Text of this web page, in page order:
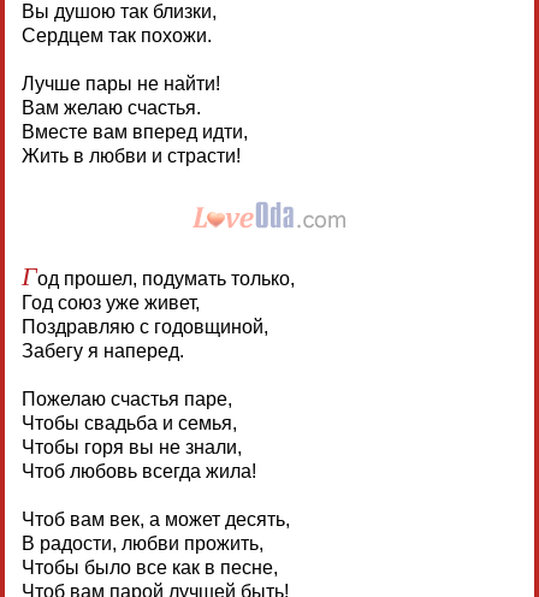
Вы душою так близки,
Сердцем так похожи.
Лучше пары не найти!
Вам желаю счастья.
Вместе вам вперед идти,
Жить в любви и страсти!
Год прошел, подумать только,
Год союз уже живет,
Поздравляю с годовщиной,
Забегу я наперед.
Пожелаю счастья паре,
Чтобы свадьба и семья,
Чтобы горя вы не знали,
Чтоб любовь всегда жила!
Чтоб вам век, а может десять,
В радости, любви прожить,
Чтобы было все как в песне,
Чтоб вам парой лучшей быть!